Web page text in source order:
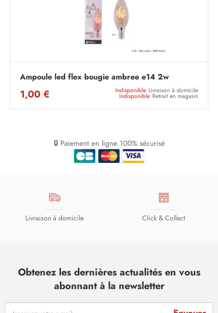
Ampoule led flex bougie ambree e14 2w
1,00 € Indisponible Livraison à domicile
Indisponible Retrait en magasin
🔒 Paiement en ligne 100% sécurisé
Livraison à domicile Click & Collect
Obtenez les dernières actualités en vous
abonnant à la newsletter